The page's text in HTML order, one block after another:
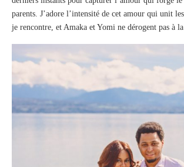
parents. J’adore l’intensité de cet amour qui unit
je rencontre, et Amaka et Yomi ne dérogent pas à